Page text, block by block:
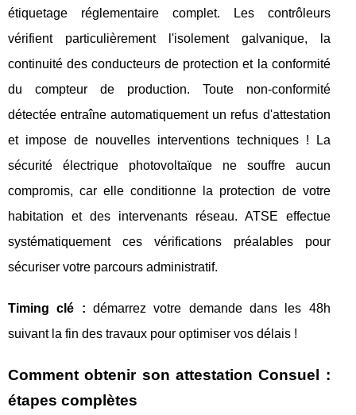
étiquetage réglementaire complet. Les contrôleurs
vérifient particulièrement l'isolement galvanique, la
continuité des conducteurs de protection et la conformité
du compteur de production. Toute non-conformité
détectée entraîne automatiquement un refus d'attestation
et impose de nouvelles interventions techniques ! La
sécurité électrique photovoltaïque ne souffre aucun
compromis, car elle conditionne la protection de votre
habitation et des intervenants réseau. ATSE effectue
systématiquement ces vérifications préalables pour
sécuriser votre parcours administratif.
Timing clé : démarrez votre demande dans les 48h
suivant la fin des travaux pour optimiser vos délais !
Comment obtenir son attestation Consuel :
étapes complètes